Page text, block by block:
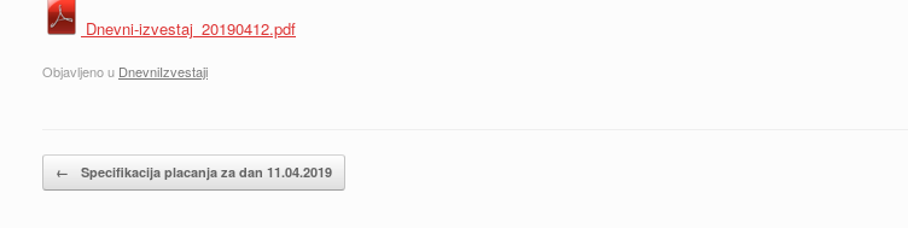
Dnevni-izvestaj_20190412.pdf
Objavljeno u DnevniIzvestaji
Kretanje članaka
← Specifikacija placanja za dan 11.04.2019